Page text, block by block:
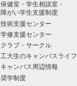
保健室・学生相談室・
障がい学生支援制度
技術支援センター
学修支援センター
クラブ・サークル
工大生のキャンパスライフ
キャンパス周辺情報
奨学制度